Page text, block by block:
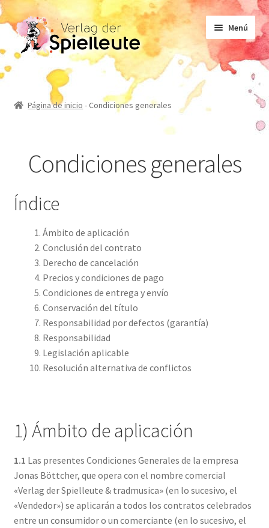
Ir
a
la
navegación
Ir
al
contenido
Menú
Partituras
No ficción
Novelas
Página de inicio -Condiciones generales
Condiciones generales
Índice
Ámbito de aplicación
Conclusión del contrato
Derecho de cancelación
Precios y condiciones de pago
Condiciones de entrega y envío
Conservación del título
Responsabilidad por defectos (garantía)
Responsabilidad
Legislación aplicable
Resolución alternativa de conflictos
1) Ámbito de aplicación
1.1 Las presentes Condiciones Generales de la empresa
Jonas Böttcher, que opera con el nombre comercial
«Verlag der Spielleute & tradmusica» (en lo sucesivo, el
«Vendedor») se aplicarán a todos los contratos celebrados
entre un consumidor o un comerciante (en lo sucesivo, el